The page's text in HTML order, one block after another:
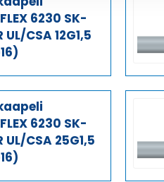
6230 SK-
UL/CSA 12G1,5
6230 SK-
UL/CSA 25G1,5